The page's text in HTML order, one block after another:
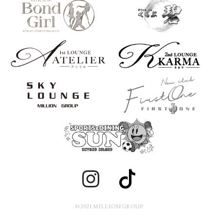
© 2021 MILLION GROUP